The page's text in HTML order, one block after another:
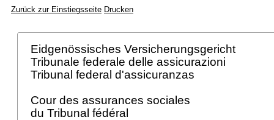
Zurück zur Einstiegsseite Drucken
Eidgenössisches Versicherungsgericht
Tribunale federale delle assicurazioni
Tribunal federal d'assicuranzas
Cour des assurances sociales
du Tribunal fédéral